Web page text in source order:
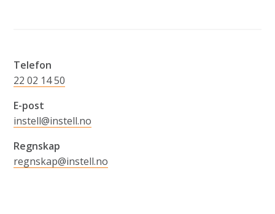
Telefon
22 02 14 50
E-post
instell@instell.no
Regnskap
regnskap@instell.no